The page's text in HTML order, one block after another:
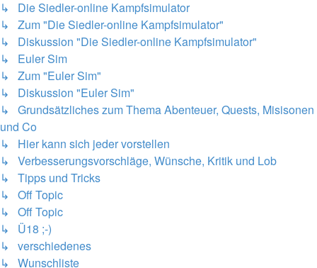
↳ Die Siedler-online Kampfsimulator
↳ Zum "Die Siedler-online Kampfsimulator"
↳ Diskussion "Die Siedler-online Kampfsimulator"
↳ Euler Sim
↳ Zum "Euler Sim"
↳ Diskussion "Euler Sim"
↳ Grundsätzliches zum Thema Abenteuer, Quests, Misisonen
und Co
↳ Hier kann sich jeder vorstellen
↳ Verbesserungsvorschläge, Wünsche, Kritik und Lob
↳ Tipps und Tricks
↳ Off Topic
↳ Off Topic
↳ Ü18 ;-)
↳ verschiedenes
↳ Wunschliste